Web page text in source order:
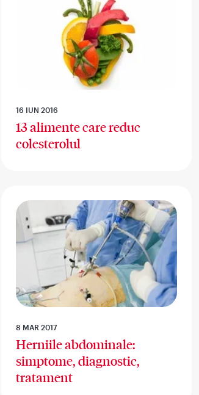
16 IUN 2016
13 alimente care reduc
colesterolul
8 MAR 2017
Herniile abdominale:
simptome, diagnostic,
tratament